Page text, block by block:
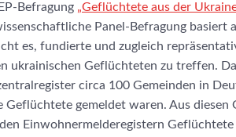
Befragung „Geflüchtete aus der
Panel-Befragung basiert
es, fundierte und zugleich
ukrainischen Geflüchteten zu treffen.
circa 100 Gemeinden in
Geflüchtete gemeldet waren. Aus
Einwohnermelderegistern